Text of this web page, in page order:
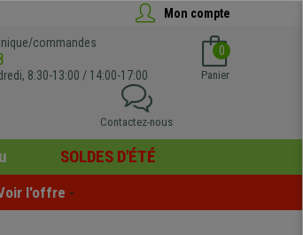
Mon compte
commandes
8:30-13:00 / 14:00-17:00
0
Panier
Contactez-nous
SOLDES D'ÉTÉ
l'offre -